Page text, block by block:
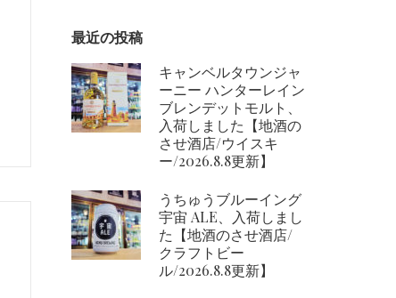
最近の投稿
キャンベルタウンジャ
ーニー ハンターレイン
ブレンデットモルト、
入荷しました【地酒の
させ酒店/ウイスキ
ー/2026.8.8更新】
うちゅうブルーイング
宇宙 ALE、入荷しまし
た【地酒のさせ酒店/
クラフトビー
ル/2026.8.8更新】